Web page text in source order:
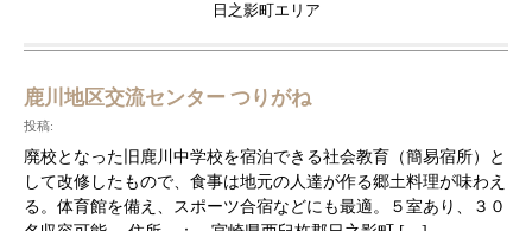
日之影町エリア
鹿川地区交流センター つりがね
投稿:
廃校となった旧鹿川中学校を宿泊できる社会教育（簡易宿所）と
して改修したもので、食事は地元の人達が作る郷土料理が味わえ
る。体育館を備え、スポーツ合宿などにも最適。５室あり、３０